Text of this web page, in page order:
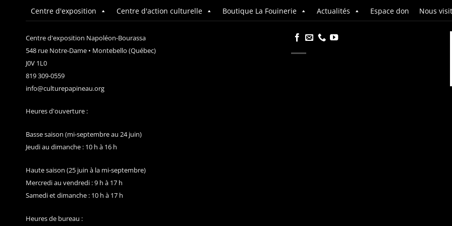
Centre d'exposition Centre d'action culturelle Boutique La Fouinerie Actualités Espace don Nous
Centre d'exposition Napoléon-Bourassa
548 rue Notre-Dame • Montebello (Québec)
J0V 1L0
819 309-0559
info@culturepapineau.org
Heures d'ouverture :
Basse saison (mi-septembre au 24 juin)
Jeudi au dimanche : 10 h à 16 h
Haute saison (25 juin à la mi-septembre)
Mercredi au vendredi : 9 h à 17 h
Samedi et dimanche : 10 h à 17 h
Heures de bureau :